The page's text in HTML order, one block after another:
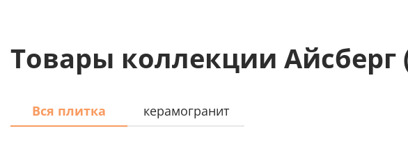
Товары коллекции Айсберг
Вся плитка керамогранит